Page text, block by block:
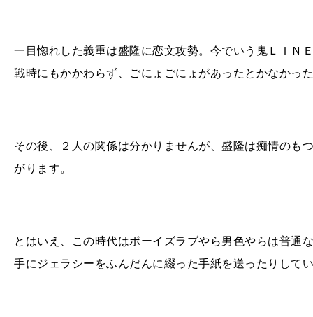
一目惚れした義重は盛隆に恋文攻勢。今でいう鬼ＬＩＮ
戦時にもかかわらず、ごにょごにょがあったとかなかっ
その後、２人の関係は分かりませんが、盛隆は痴情のも
がります。
とはいえ、この時代はボーイズラブやら男色やらは普通
手にジェラシーをふんだんに綴った手紙を送ったりして